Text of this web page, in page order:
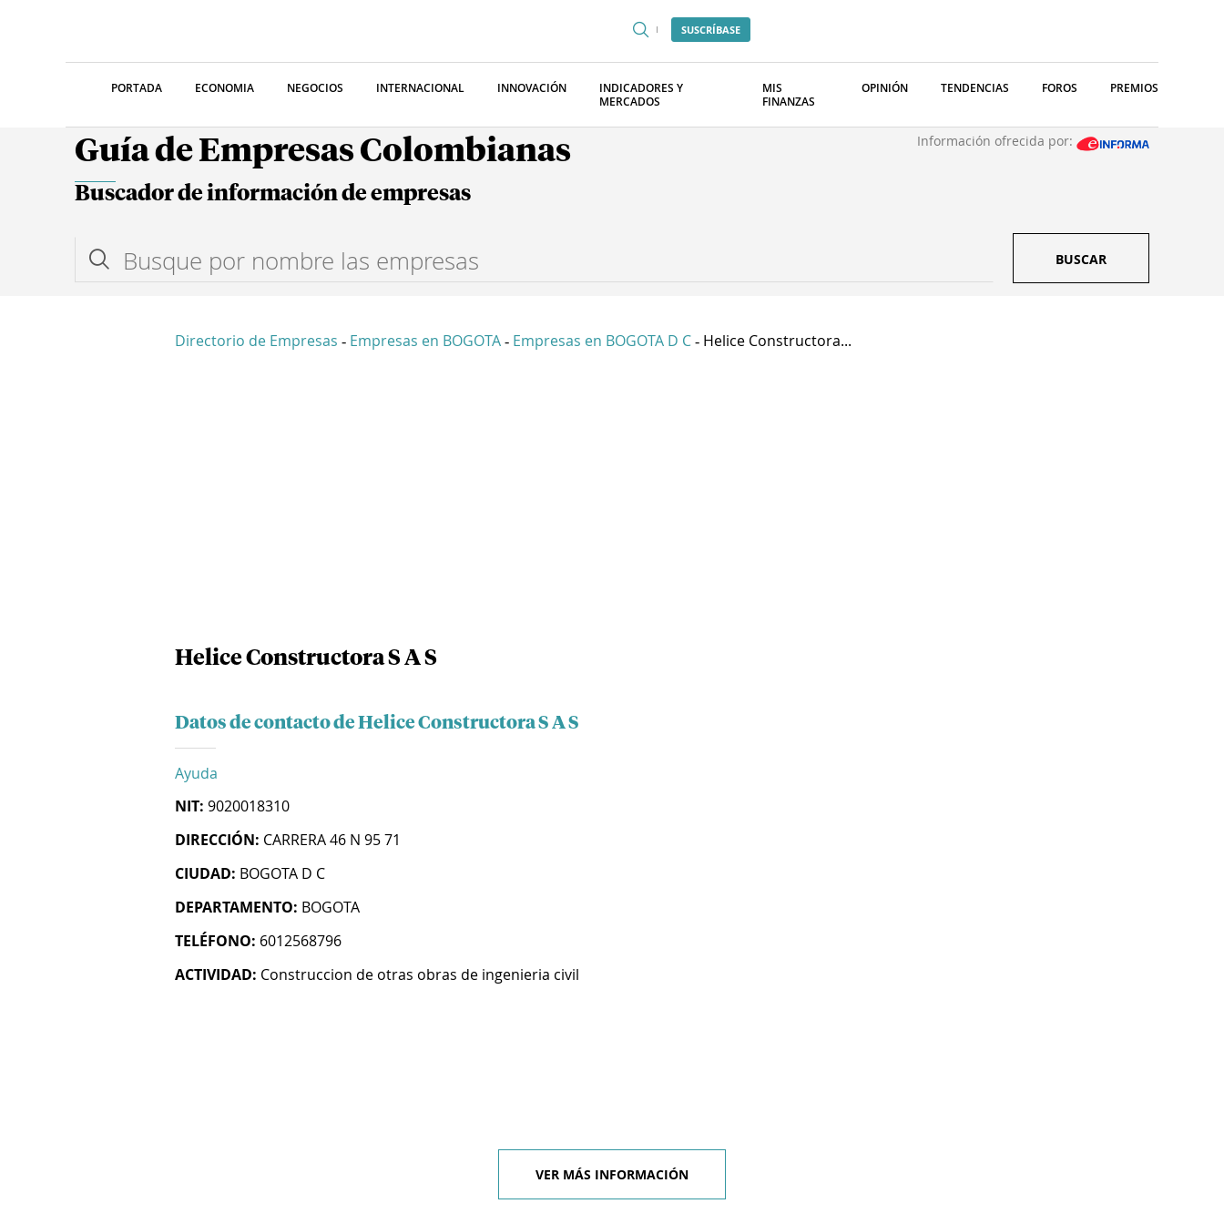
SUSCRÍBASE
PORTADA ECONOMIA NEGOCIOS INTERNACIONAL INNOVACIÓN
INDICADORES Y
MERCADOS
MIS
FINANZAS
OPINIÓN TENDENCIAS FOROS PREMIOS
Guía de Empresas Colombianas Información ofrecida por:
Buscador de información de empresas
BUSCAR
Directorio de Empresas - Empresas en BOGOTA - Empresas en BOGOTA D C - Helice Constructora...
Helice Constructora S A S
Datos de contacto de Helice Constructora S A S
Ayuda
NIT: 9020018310
DIRECCIÓN: CARRERA 46 N 95 71
CIUDAD: BOGOTA D C
DEPARTAMENTO: BOGOTA
TELÉFONO: 6012568796
ACTIVIDAD: Construccion de otras obras de ingenieria civil
VER MÁS INFORMACIÓN